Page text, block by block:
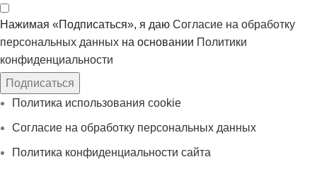
Нажимая «Подписаться», я даю Согласие на обработку
персональных данных на основании Политики
конфиденциальности
Подписаться
Политика использования cookie
Согласие на обработку персональных данных
Политика конфиденциальности сайта